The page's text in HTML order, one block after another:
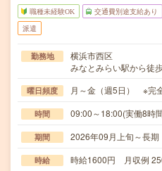
職種未経験OK 交通費別途支給あり
派遣
勤務地
横浜市西区
みなとみらい駅から徒
曜日頻度 月～金（週5日） ※完
時間 09:00～18:00(実働8時
期間 2026年09月上旬～長
時給 時給1600円 月収例